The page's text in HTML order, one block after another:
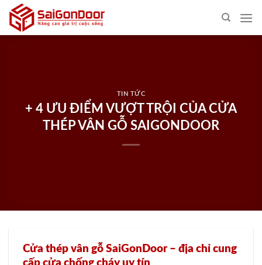
Skip
content
TIN TỨC
+ 4 ƯU ĐIỂM VƯỢT TRỘI CỦA CỬA
THÉP VÂN GỖ SAIGONDOOR
Cửa thép vân gỗ SaiGonDoor – địa chỉ cung